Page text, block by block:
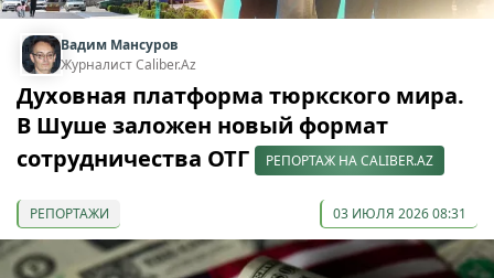
Вадим Мансуров
Журналист Caliber.Az
Духовная платформа тюркского мира.
В Шуше заложен новый формат
сотрудничества ОТГ
РЕПОРТАЖ НА CALIBER.AZ
РЕПОРТАЖИ 03 ИЮЛЯ 2026 08:31